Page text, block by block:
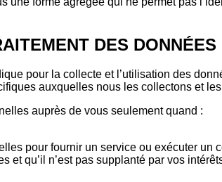
DES
pour la collecte et l’utilisation des
auxquelles nous les collectons et
auprès de vous seulement quand :
pour fournir un service ou exécuter un
et qu’il n’est pas supplanté par vos